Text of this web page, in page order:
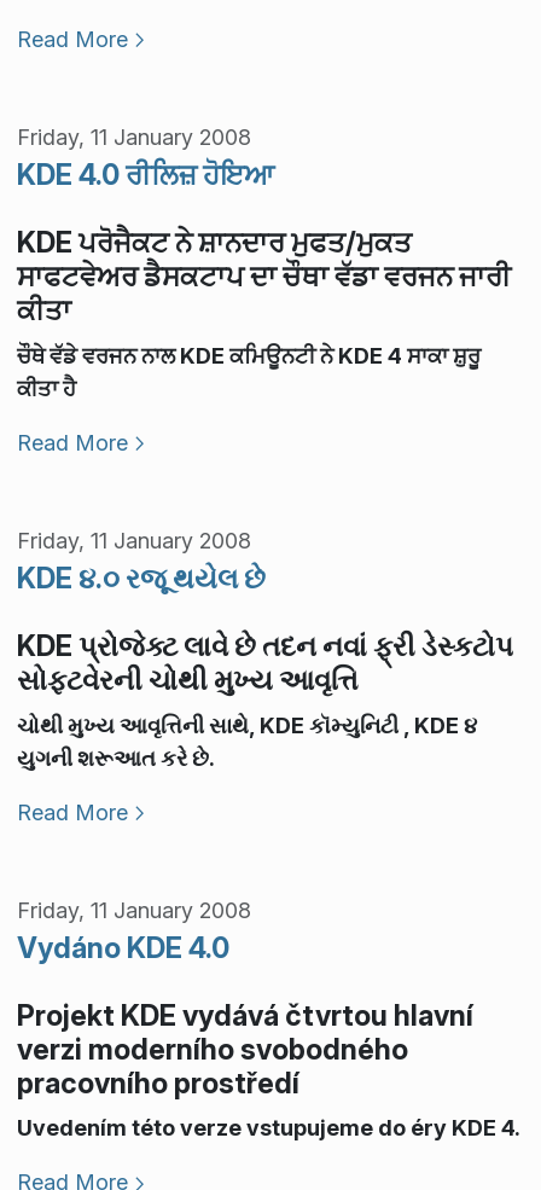
Read More
Friday, 11 January 2008
KDE 4.0 ਰੀਲਿਜ਼ ਹੋਇਆ
KDE ਪਰੋਜੈਕਟ ਨੇ ਸ਼ਾਨਦਾਰ ਮੁਫਤ/ਮੁਕਤ
ਸਾਫਟਵੇਅਰ ਡੈਸਕਟਾਪ ਦਾ ਚੌਥਾ ਵੱਡਾ ਵਰਜਨ ਜਾਰੀ
ਕੀਤਾ
ਚੌਥੇ ਵੱਡੇ ਵਰਜਨ ਨਾਲ KDE ਕਮਿਊਨਟੀ ਨੇ KDE 4 ਸਾਕਾ ਸ਼ੁਰੂ
ਕੀਤਾ ਹੈ
Read More
Friday, 11 January 2008
KDE ૪.૦ રજૂ થયેલ છે
KDE પ્રોજેક્ટ લાવે છે તદન નવાં ફ્રી ડેસ્કટોપ
સોફ્ટવેરની ચોથી મુખ્ય આવૃત્તિ
ચોથી મુખ્ય આવૃત્તિની સાથે, KDE કૉમ્યુનિટી , KDE ૪
યુગની શરૂઆત કરે છે.
Read More
Friday, 11 January 2008
Vydáno KDE 4.0
Projekt KDE vydává čtvrtou hlavní
verzi moderního svobodného
pracovního prostředí
Uvedením této verze vstupujeme do éry KDE 4.
Read More